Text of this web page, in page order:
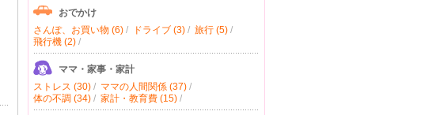
おでかけ
さんぽ、お買い物 (6)/ ドライブ (3)/ 旅行 (5)/
飛行機 (2)/
ママ・家事・家計
ストレス (30)/ ママの人間関係 (37)/
体の不調 (34)/ 家計・教育費 (15)/